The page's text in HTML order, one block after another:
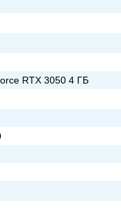
RTX 3050 4 ГБ